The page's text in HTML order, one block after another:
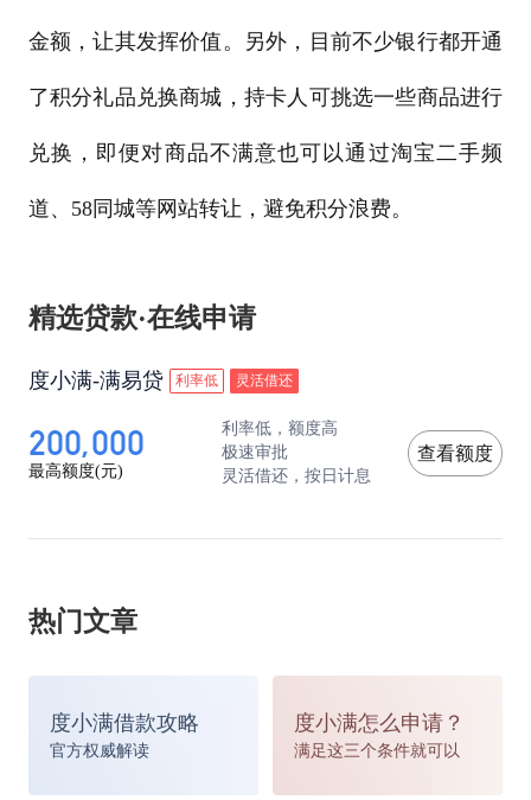
金额，让其发挥价值。另外，目前不少银行都开通
了积分礼品兑换商城，持卡人可挑选一些商品进行
兑换，即便对商品不满意也可以通过淘宝二手频
道、58同城等网站转让，避免积分浪费。
精选贷款·在线申请
度小满-满易贷 利率低 灵活借还
200,000
最高额度(元)
利率低，额度高
极速审批
灵活借还，按日计息
查看额度
热门文章
度小满借款攻略
官方权威解读
度小满怎么申请？
满足这三个条件就可以